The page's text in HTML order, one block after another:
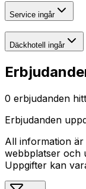
Service ingår
Däckhotell ingår
0 erbjudanden
Erbjudanden
All information
webbplatser och
Uppgifter kan